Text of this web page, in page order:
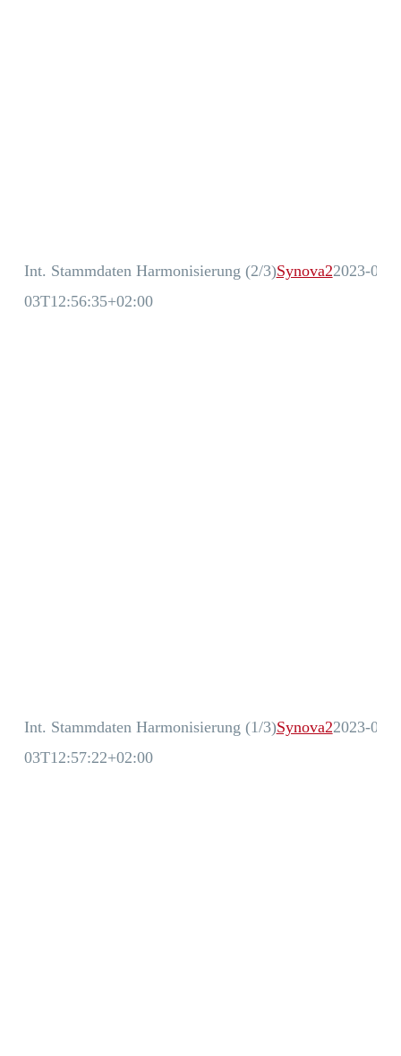
Int. Stammdaten Harmonisierung (2/3)Synova22023-05-
03T12:56:35+02:00
Int. Stammdaten Harmonisierung (1/3)Synova22023-05-
03T12:57:22+02:00